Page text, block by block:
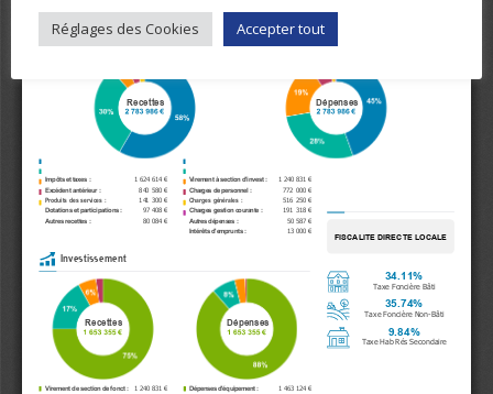
Réglages des Cookies Accepter tout